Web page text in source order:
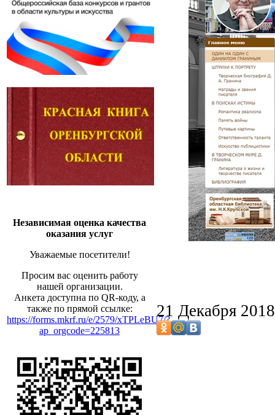
Независимая оценка качества
оказания услуг
Уважаемые посетители!
Просим вас оценить работу
нашей организации.
Анкета доступна по QR-коду, а
также по прямой ссылке:
https://forms.mkrf.ru/e/2579/xTPLeBU7/?
ap_orgcode=225813
21 Декабря